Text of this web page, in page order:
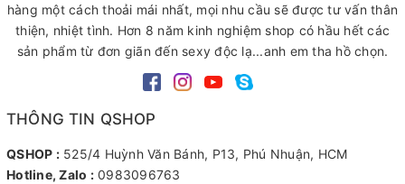
hàng một cách thoải mái nhất, mọi nhu cầu sẽ được tư vấn thân
thiện, nhiệt tình. Hơn 8 năm kinh nghiệm shop có hầu hết các
sản phẩm từ đơn giãn đến sexy độc lạ...anh em tha hồ chọn.
THÔNG TIN QSHOP
QSHOP : 525/4 Huỳnh Văn Bánh, P13, Phú Nhuận, HCM
Hotline, Zalo : 0983096763